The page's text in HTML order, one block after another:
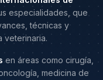
especialidades, que
técnicas y
veterinaria.
en áreas como cirugía,
medicina de